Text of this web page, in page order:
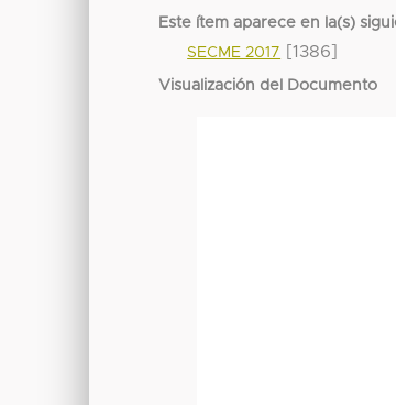
Este ítem aparece en la(s)
SECME 2017
[1386]
Visualización del Documento